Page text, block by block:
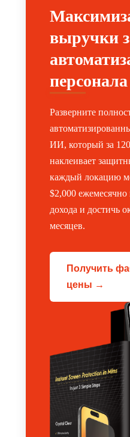
выручки
персонала
Разверните
ИИ, который за
наклеивает
каждый локацию
$2,000 ежемесячно
дохода и достичь
месяцев.
Получить
цены →